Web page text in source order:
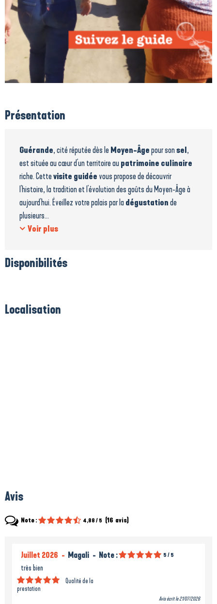
Présentation
Guérande, cité réputée dès leMoyen-Âgepour sonsel,
est située au cœur d'un territoire aupatrimoine culinaire
riche. Cettevisite guidée vous propose de découvrir
l'histoire, la tradition et l'évolution des goûts du Moyen-Âge à
aujourd'hui. Éveillez votre palais par ladégustationde
plusieurs...
Voir plus
Disponibilités
Avis
Note : 4,88 / 5 (16 avis)
Juillet 2026 Magali Note : 5 / 5
très bien
Qualité de la
prestation
Avis écrit le 21/07/2026